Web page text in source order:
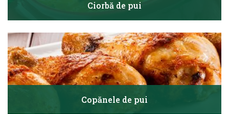
Ciorbă de pui
Copănele de pui